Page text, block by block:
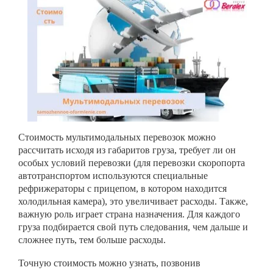
Стоимость мультимодальных перевозок можно
рассчитать исходя из габаритов груза, требует ли он
особых условий перевозки (для перевозки скоропорта
автотранспортом используются специальные
рефрижераторы с прицепом, в котором находится
холодильная камера), это увеличивает расходы. Также,
важную роль играет страна назначения. Для каждого
груза подбирается свой путь следования, чем дальше и
сложнее путь, тем больше расходы.
Точную стоимость можно узнать, позвонив